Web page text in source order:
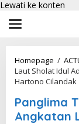
Lewati ke konten
Homepage /
Laut Sholat Idul
Hartono Cilandak
Panglima
Angkatan